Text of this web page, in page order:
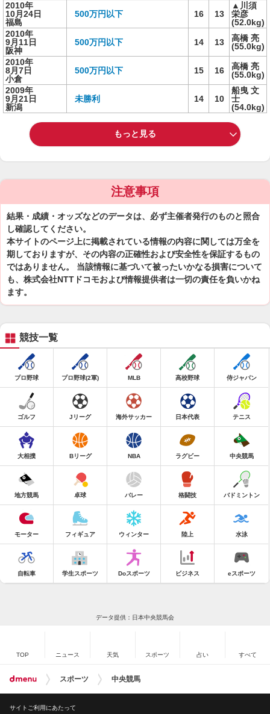
2010年
10月24日
福島
500万円以下 16 13
▲川須
栄彦
(52.0kg)
2010年
9月11日
阪神
500万円以下 14 13
高橋 亮
(55.0kg)
2010年
8月7日
小倉
500万円以下 15 16
高橋 亮
(55.0kg)
2009年
9月21日
新潟
未勝利 14 10
船曳 文
士
(54.0kg)
もっと見る
注意事項
結果・成績・オッズなどのデータは、必ず主催者発行のものと照合
し確認してください。
本サイトのページ上に掲載されている情報の内容に関しては万全を
期しておりますが、その内容の正確性および安全性を保証するもの
ではありません。 当該情報に基づいて被ったいかなる損害について
も、株式会社NTTドコモおよび情報提供者は一切の責任を負いかね
ます。
競技一覧
プロ野球 プロ野球(2軍) MLB 高校野球 侍ジャパン
ゴルフ Jリーグ 海外サッカー 日本代表 テニス
大相撲 Bリーグ NBA ラグビー 中央競馬
地方競馬 卓球 バレー 格闘技 バドミントン
モーター フィギュア ウィンター 陸上 水泳
自転車 学生スポーツ Doスポーツ ビジネス eスポーツ
データ提供：日本中央競馬会
TOP ニュース 天気 スポーツ 占い すべて
スポーツ 中央競馬
サイトご利用にあたって